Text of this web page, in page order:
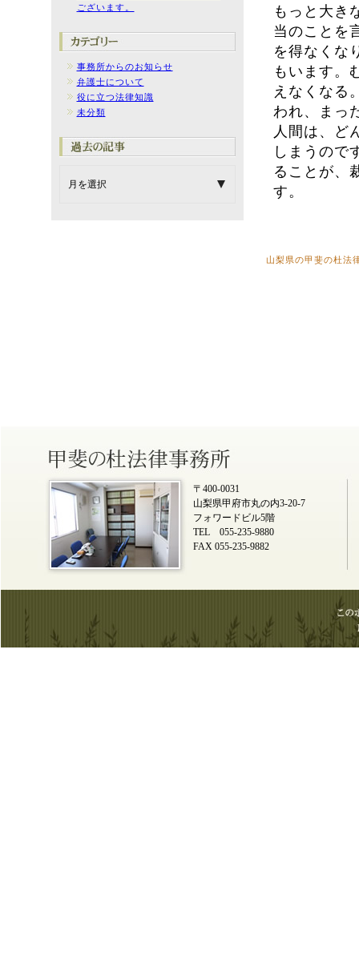
ございます。
事務所からのお知らせ
弁護士について
役に立つ法律知識
未分類
もっと大き
当のことを
を得なくな
もいます。
えなくなる
われ、まっ
人間は、ど
しまうので
ることが、
す。
山梨県の甲斐の杜法
〒400-0031
山梨県甲府市丸の内3-20-7
フォワードビル5階
TEL 055-235-9880
FAX 055-235-9882